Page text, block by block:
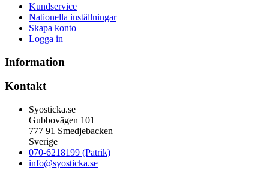
Kundservice
Nationella inställningar
Skapa konto
Logga in
Information
Kontakt
Syosticka.se
Gubbovägen 101
777 91 Smedjebacken
Sverige
070-6218199 (Patrik)
info@syosticka.se